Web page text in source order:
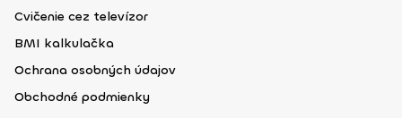
Cvičenie cez televízor
BMI kalkulačka
Ochrana osobných údajov
Obchodné podmienky